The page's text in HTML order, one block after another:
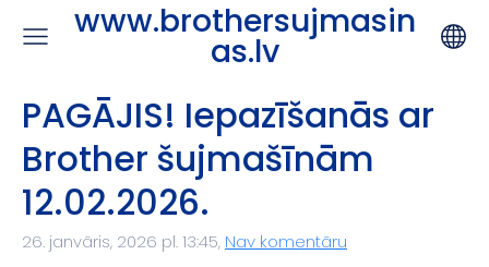
www.brothersujmasin
as.lv
PAGĀJIS! Iepazīšanās ar
Brother šujmašīnām
12.02.2026.
26. janvāris, 2026 pl. 13:45, Nav komentāru